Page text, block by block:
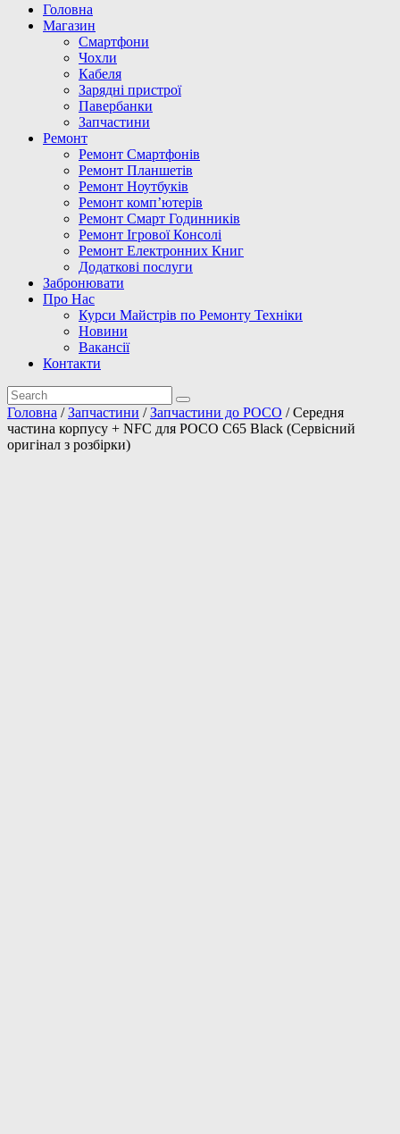
Головна
Магазин
Смартфони
Чохли
Кабеля
Зарядні пристрої
Павербанки
Запчастини
Ремонт
Ремонт Смартфонів
Ремонт Планшетів
Ремонт Ноутбуків
Ремонт комп’ютерів
Ремонт Смарт Годинників
Ремонт Ігрової Консолі
Ремонт Електронних Книг
Додаткові послуги
Забронювати
Про Нас
Курси Майстрів по Ремонту Техніки
Новини
Вакансії
Контакти
Головна /Запчастини /Запчастини до POCO / Середня
частина корпусу + NFC для POCO C65 Black (Сервісний
оригінал з розбірки)